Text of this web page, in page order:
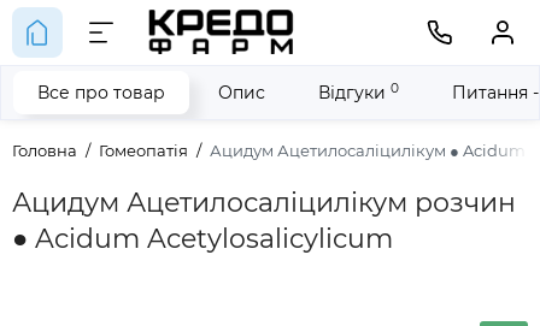
Головна Гомеопатія Ацидум Ацетилосаліцилікум ● Acidum
Ацидум Ацетилосаліцилікум розчин
● Acidum Acetylosalicylicum
Все про товар Опис Відгуки 0 Питання